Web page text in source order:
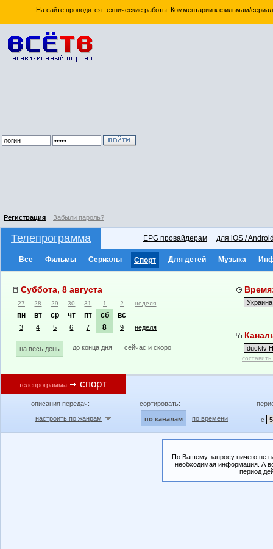
На сайте проводятся технические работы. Комментарии к фильмам/
Регистрация Забыли пароль?
Телепрограмма EPG провайдерам для iOS /
Все Фильмы Сериалы Спорт Для детей Музыка
Суббота, 8 августа
27 28 29 30 31 1 2 неделя
пн вт ср чт пт сб вс
3 4 5 6 7 8 9 неделя
на весь день до конца дня сейчас и скоро
телепрограмма спорт
описания передач:
настроить по жанрам
сортировать:
по каналам по времени с
По Вашему запросу ничего не
необходимая информация. А
период